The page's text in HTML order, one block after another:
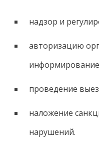
надзор и
авторизацию
проведение
наложение
нарушений.